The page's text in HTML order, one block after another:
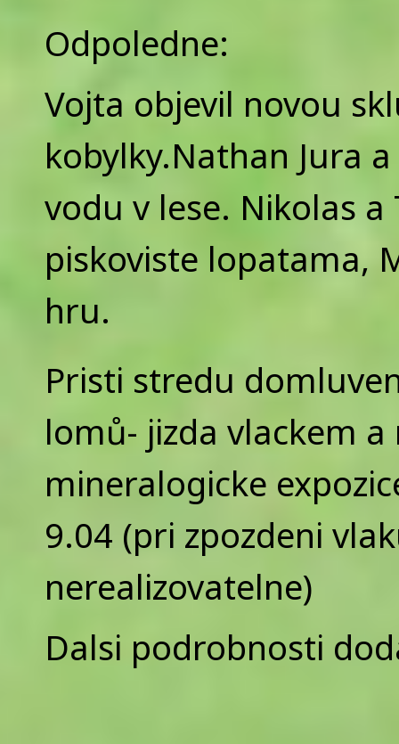
Odpoledne:
Vojta objevil novou
kobylky.Nathan Jura
vodu v lese. Nikolas
piskoviste lopatama,
hru.
Pristi stredu
lomů- jizda vlackem
mineralogicke
9.04 (pri zpozdeni
nerealizovatelne)
Dalsi podrobnosti